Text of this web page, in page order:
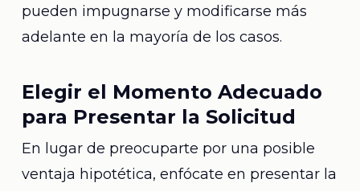
pueden impugnarse y modificarse más
adelante en la mayoría de los casos.
Elegir el Momento Adecuado
para Presentar la Solicitud
En lugar de preocuparte por una posible
ventaja hipotética, enfócate en presentar la